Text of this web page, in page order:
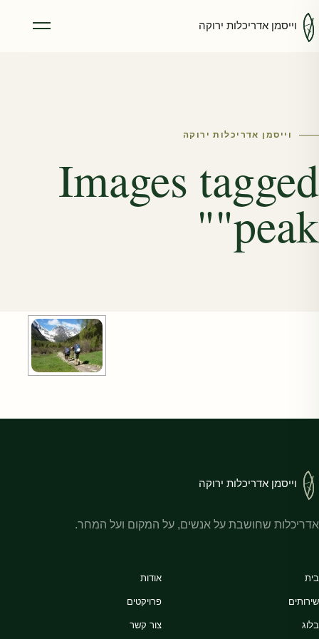
וייסמן אדריכלות ירוקה
וייסמן אדריכלות ירוקה
Images tagged
"peak"
וייסמן אדריכלות ירוקה
אדריכלות שחושבת על אנשים, על המקום ועל המחר.
בית אודות
שירותים פרויקטים
בלוג צור קשר